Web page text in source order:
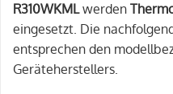
R310WKMLwerden
eingesetzt. Die
entsprechen den
Geräteherstellers.